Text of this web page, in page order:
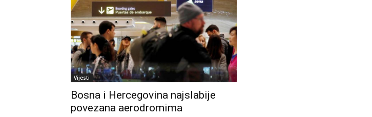
Vijesti
Bosna i Hercegovina najslabije
povezana aerodromima